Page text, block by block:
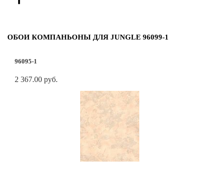
ОБОИ КОМПАНЬОНЫ ДЛЯ JUNGLE 96099-1
96095-1
2 367.00 руб.